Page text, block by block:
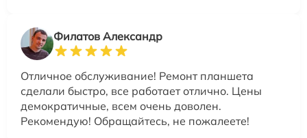
Филатов Александр
Отличное обслуживание! Ремонт планшета
сделали быстро, все работает отлично. Цены
демократичные, всем очень доволен.
Рекомендую! Обращайтесь, не пожалеете!